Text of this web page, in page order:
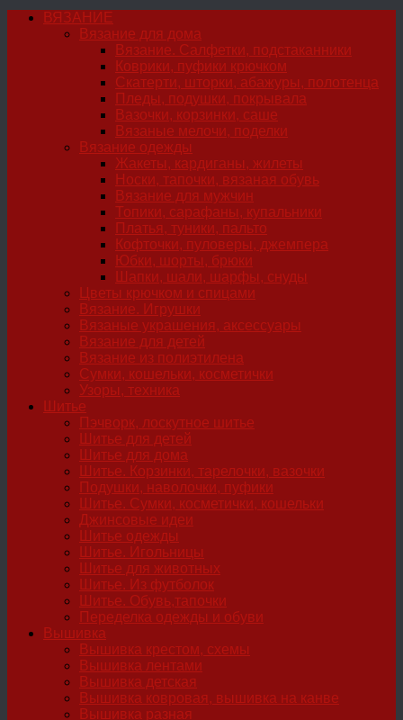
ВЯЗАНИЕ
Вязание для дома
Вязание. Салфетки, подстаканники
Коврики, пуфики крючком
Скатерти, шторки, абажуры, полотенца
Пледы, подушки, покрывала
Вазочки, корзинки, саше
Вязаные мелочи, поделки
Вязание одежды
Жакеты, кардиганы, жилеты
Носки, тапочки, вязаная обувь
Вязание для мужчин
Топики, сарафаны, купальники
Платья, туники, пальто
Кофточки, пуловеры, джемпера
Юбки, шорты, брюки
Шапки, шали, шарфы, снуды
Цветы крючком и спицами
Вязание. Игрушки
Вязаные украшения, аксессуары
Вязание для детей
Вязание из полиэтилена
Сумки, кошельки, косметички
Узоры, техника
Шитье
Пэчворк, лоскутное шитье
Шитье для детей
Шитье для дома
Шитье. Корзинки, тарелочки, вазочки
Подушки, наволочки, пуфики
Шитье. Сумки, косметички, кошельки
Джинсовые идеи
Шитье одежды
Шитье. Игольницы
Шитье для животных
Шитье. Из футболок
Шитье. Обувь,тапочки
Переделка одежды и обуви
Вышивка
Вышивка крестом, схемы
Вышивка лентами
Вышивка детская
Вышивка ковровая, вышивка на канве
Вышивка разная